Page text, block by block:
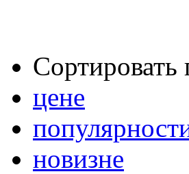
Сортировать
цене
новизне